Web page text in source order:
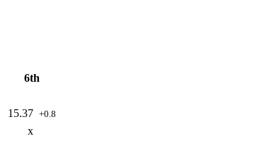
6th
15.37 +0.8
x